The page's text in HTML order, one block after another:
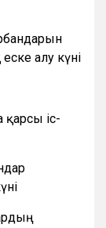
алу күні
іс-